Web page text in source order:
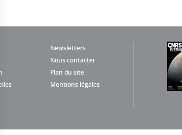
Newsletters
Nous contacter
Plan du site
Mentions légales